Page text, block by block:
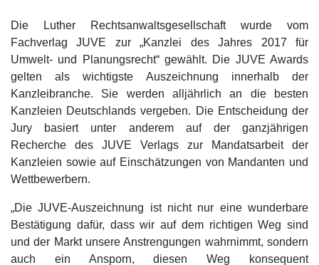
Die Luther Rechtsanwaltsgesellschaft wurde vom
Fachverlag JUVE zur „Kanzlei des Jahres 2017 für
Umwelt- und Planungsrecht“ gewählt. Die JUVE Awards
gelten als wichtigste Auszeichnung innerhalb der
Kanzleibranche. Sie werden alljährlich an die besten
Kanzleien Deutschlands vergeben. Die Entscheidung der
Jury basiert unter anderem auf der ganzjährigen
Recherche des JUVE Verlags zur Mandatsarbeit der
Kanzleien sowie auf Einschätzungen von Mandanten und
Wettbewerbern.
„Die JUVE-Auszeichnung ist nicht nur eine wunderbare
Bestätigung dafür, dass wir auf dem richtigen Weg sind
und der Markt unsere Anstrengungen wahrnimmt, sondern
auch ein Ansporn, diesen Weg konsequent